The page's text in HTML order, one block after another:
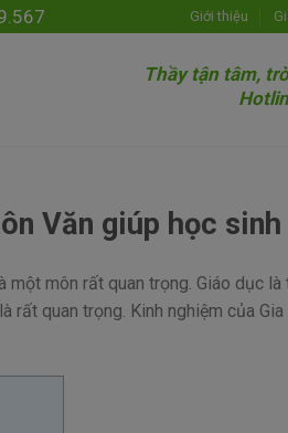
Giới thiệu
Thầy tận tâm,
Văn giúp học
môn rất quan trọng. Giáo dục
là rất quan trọng. Kinh nghiệm của